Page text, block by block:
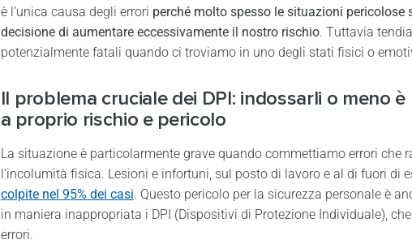
è l’unica causa degli errori perché molto spesso le situazioni
decisione di aumentare eccessivamente il nostro rischio. Tuttavia
potenzialmente fatali quando ci troviamo in uno degli stati fisici o
Il problema cruciale dei DPI: indossarli o meno
a proprio rischio e pericolo
La situazione è particolarmente grave quando commettiamo errori che
l’incolumità fisica. Lesioni e infortuni, sul posto di lavoro e al di fuori di
colpite nel 95% dei casi. Questo pericolo per la sicurezza personale è
in maniera inappropriata i DPI (Dispositivi di Protezione Individuale),
errori.